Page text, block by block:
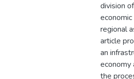
division
regional
article
an
economy
the